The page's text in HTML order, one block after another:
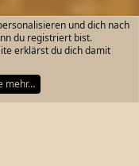
Ltd.
und dich nach
du registriert bist.
erklärst du dich damit
mehr…